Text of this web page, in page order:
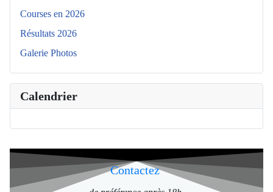
Courses en 2026
Résultats 2026
Galerie Photos
Calendrier
Contactez